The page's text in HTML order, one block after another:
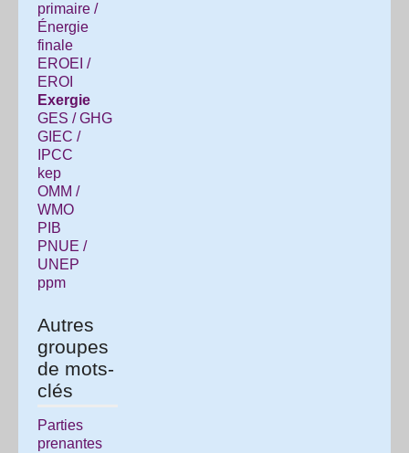
primaire /
Énergie
finale
EROEI /
EROI
Exergie
GES / GHG
GIEC /
IPCC
kep
OMM /
WMO
PIB
PNUE /
UNEP
ppm
Autres
groupes
de mots-
clés
Parties
prenantes